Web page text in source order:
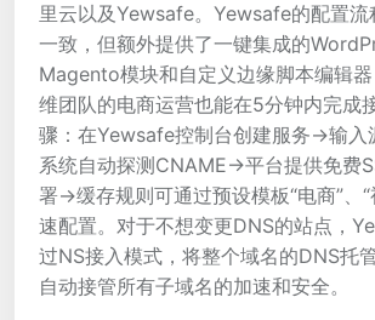
里云以及Yewsafe。Yewsafe的配置流
一致，但额外提供了一键集成的
Magento模块和自定义边缘脚本编辑
维团队的电商运营也能在5分钟内完成
骤：在Yewsafe控制台创建服务->输入
系统自动探测CNAME->平台提供免费
署->缓存规则可通过预设模板“电商”、“
速配置。对于不想变更DNS的站点，
过NS接入模式，将整个域名的DNS托
自动接管所有子域名的加速和安全。